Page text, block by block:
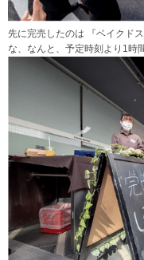
先に完売したのは 『ベイクド
な、なんと、予定時刻より1